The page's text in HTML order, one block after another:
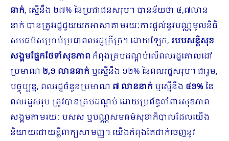
នាក់, ស្មើនឹង ២៧% នៃប្រជាជនសរុប។ បានន័យថា ៤,៧លាន
នាក់ បានត្រូវរដ្ឋជួយយកអាសាតាមរយៈការផ្ដល់នូវបណ្ណមូលនិធិ
សមធម៌សម្រាប់ប្រជាពលរដ្ឋក្រីក្រ។ ដោយឡែក, របបសន្តិសុខ
សង្គមផ្នែកថែទាំសុខភាព កំពុងគ្របដណ្តប់លើពលរដ្ឋគោលដៅ
ប្រមាណ ២,១ លាននាក់ឬស្មើនឹង ១២% នៃពលរដ្ឋសរុប។ ជារួម,
បច្ចុប្បន្ន, ពលរដ្ឋចំនួនប្រមាណ ៧ លាននាក់ឬស្មើនឹង ៤១%នៃ
ពលរដ្ឋសរុប ត្រូវបានគ្របដណ្តប់ ដោយប្រព័ន្ធគាំពារសុខភាព
សង្គមតាមរយៈ បសស ឬបណ្ណសមធម៌សុខាភិបាលដែលយើង
និយាយដោយខ្លីពាក្យសាមញ្ញ។ យើងកំពុងតែដាក់ចេញនូវ